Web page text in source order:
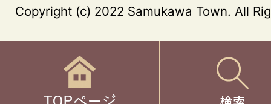
Copyright (c) 2022 Samukawa Town. All